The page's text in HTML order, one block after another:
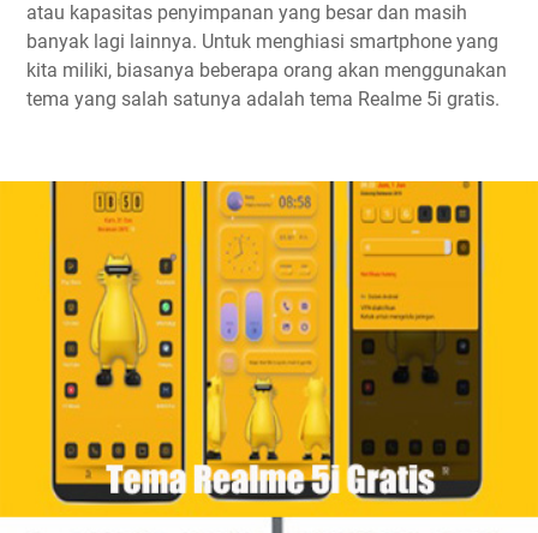
atau kapasitas penyimpanan yang besar dan masih
banyak lagi lainnya. Untuk menghiasi smartphone yang
kita miliki, biasanya beberapa orang akan menggunakan
tema yang salah satunya adalah tema Realme 5i gratis.